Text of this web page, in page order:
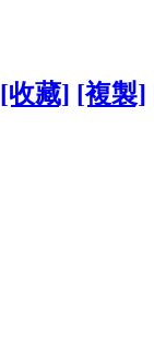
[收藏] [複製]